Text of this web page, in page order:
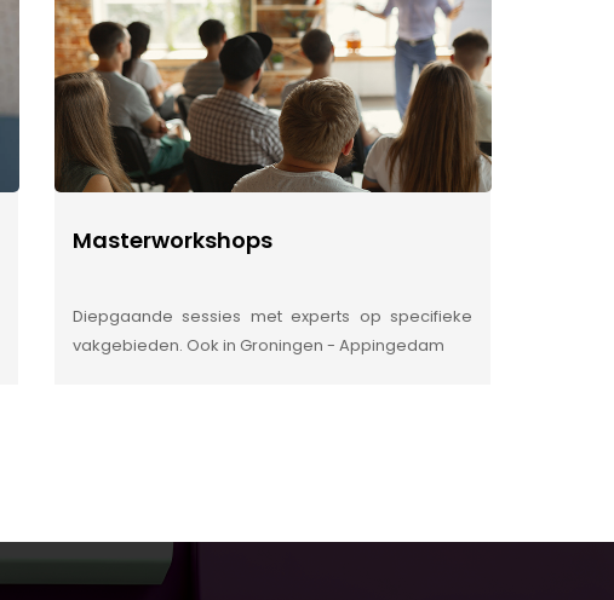
Masterworkshops
Diepgaande sessies met experts op specifieke
vakgebieden. Ook in Groningen - Appingedam